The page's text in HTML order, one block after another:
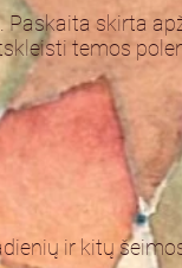
Paskaita skirta
temos
ir kitų